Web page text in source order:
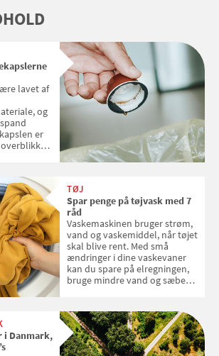
lavet af
og
er
overblikket
TØJ
Spar penge på tøjvask med 7
råd
Vaskemaskinen bruger strøm,
vand og vaskemiddel, når tøjet
skal blive rent. Med små
ændringer i dine vaskevaner
kan du spare på elregningen,
bruge mindre vand og sæbe
enkle råd til at spare penge på
tøjvasken
i Danmark,